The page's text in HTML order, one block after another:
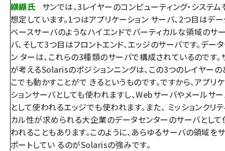
纐纈氏
サンでは、3レイヤーのコンピューティング・システム
想定しています。1つはアプリケーション サーバ、2つ目はデ
ベースサーバのようなハイエンドでバーティカルな領域のサ
バ、そして3つ目はフロントエンド、エッジのサーバです。デー
ン ターは、これらの3種類のサーバで構成されているのです。
が考えるSolarisのポジションニングは、この3つのレイヤーの
こでも動かすことがで きるというものです。ですから、アプリ
ションサーバとしても使われますし、Webサーバやメールサ
として使われるエッジでも使われます。また、 ミッションクリテ
カル性が求められる大企業のデータセンターのサーバとして
われることもあります。このように、あらゆるサーバの領域をサ
ポートしてい るのがSolarisの強みです。